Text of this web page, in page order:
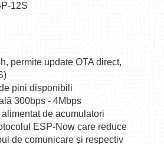
12S
permite update OTA direct,
pini disponibili
300bps - 4Mbps
de acumulatori
ESP-Now care reduce
de comunicare și respectiv